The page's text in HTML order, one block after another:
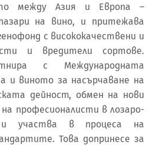
между Азия и Европа –
на вино, и притежава
с висококачествени и
и вредители сортове.
с Международната
и виното за насърчаване на
дейност, обмен на нови
професионалисти в лозаро-
и участва в процеса на
Това допринесе за